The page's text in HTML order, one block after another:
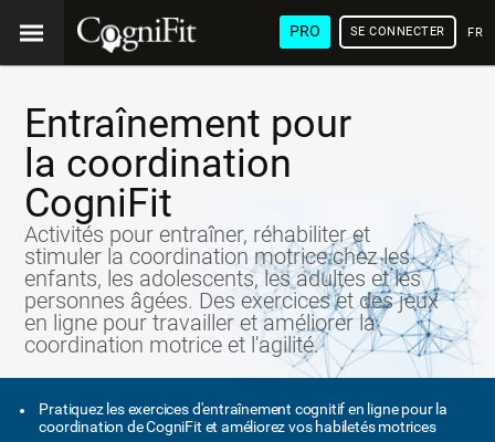
PRO SE CONNECTER
Entraînement pour
la coordination
CogniFit
Activités pour entraîner, réhabiliter et
stimuler la coordination motrice chez les
enfants, les adolescents, les adultes et les
personnes âgées. Des exercices et des jeux
en ligne pour travailler et améliorer la
coordination motrice et l'agilité.
Pratiquez les exercices d'entraînement cognitif en ligne pour la
coordination de CogniFit et améliorez vos habiletés motrices